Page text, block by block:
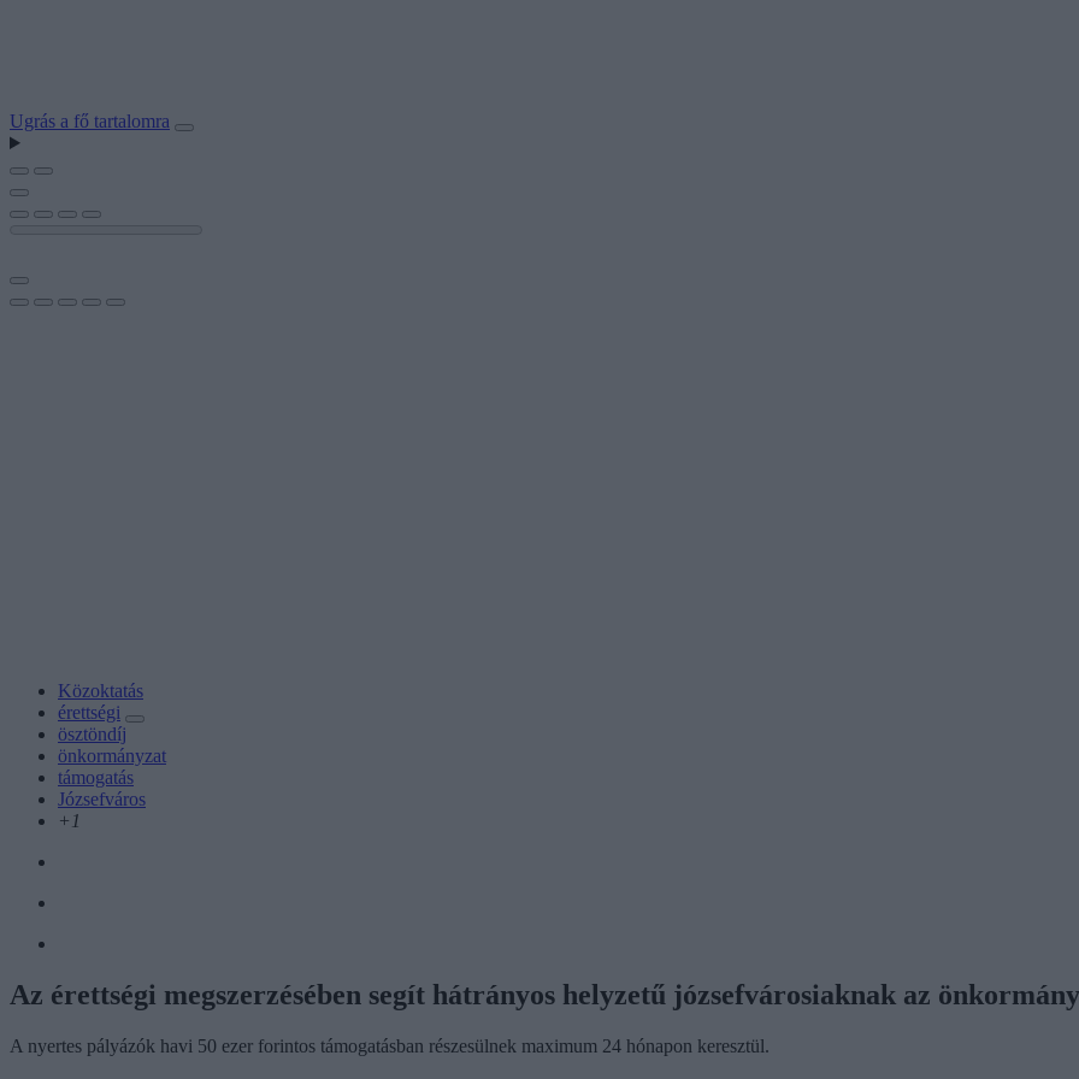
Ugrás a fő tartalomra
Közoktatás
érettségi
ösztöndíj
önkormányzat
támogatás
Józsefváros
+1
Az érettségi megszerzésében segít hátrányos helyzetű józsefvárosiaknak az
A nyertes pályázók havi 50 ezer forintos támogatásban részesülnek maximum 24 hónapon keresztül.